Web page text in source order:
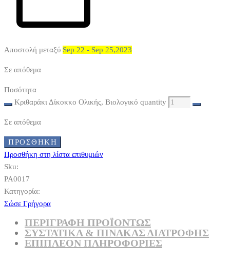
Αποστολή μεταξύ Sep 22 - Sep 25,2023
Σε απόθεμα
Ποσότητα
Κριθαράκι Δίκοκκο Ολικής, Βιολογικό quantity
Σε απόθεμα
ΠΡΟΣΘΉΚΗ
Προσθήκη στη λίστα επιθυμιών
Sku:
PA0017
Κατηγορία:
Σώσε Γρήγορα
ΠΕΡΙΓΡΑΦΗ ΠΡΟΪΟΝΤΩΣ
ΣΥΣΤΑΤΙΚΆ & ΠΊΝΑΚΑΣ ΔΙΑΤΡΟΦΉΣ
ΕΠΙΠΛΈΟΝ ΠΛΗΡΟΦΟΡΊΕΣ